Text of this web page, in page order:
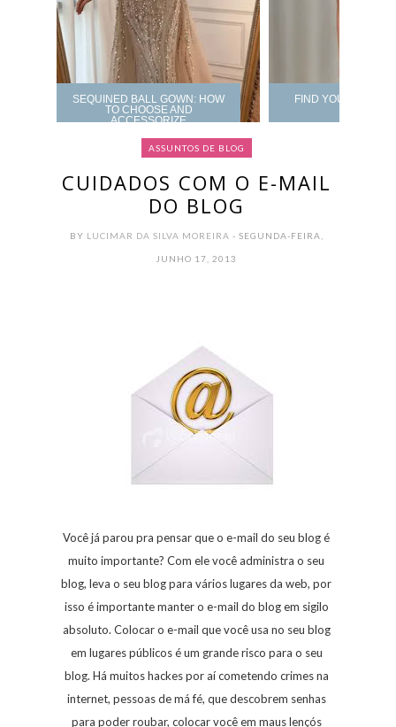
SEQUINED BALL GOWN: HOW
TO CHOOSE AND
ACCESSORIZE
FIND YOUR PROM
ASSUNTOS DE BLOG
CUIDADOS COM O E-MAIL
DO BLOG
BY LUCIMAR DA SILVA MOREIRA - SEGUNDA-FEIRA,
JUNHO 17, 2013
Você já parou pra pensar que o e-mail do seu blog é
muito importante? Com ele você administra o seu
blog, leva o seu blog para vários lugares da web, por
isso é importante manter o e-mail do blog em sigilo
absoluto. Colocar o e-mail que você usa no seu blog
em lugares públicos é um grande risco para o seu
blog. Há muitos hackes por aí cometendo crimes na
internet, pessoas de má fé, que descobrem senhas
para poder roubar, colocar você em maus lençós